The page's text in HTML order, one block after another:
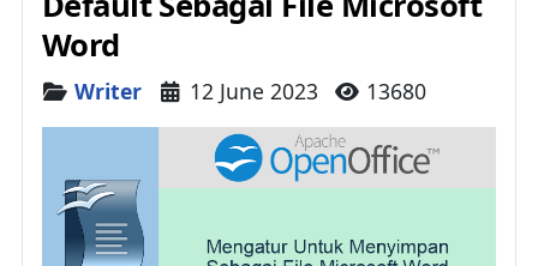
Word
Details
Writer 12 June 2023 13680